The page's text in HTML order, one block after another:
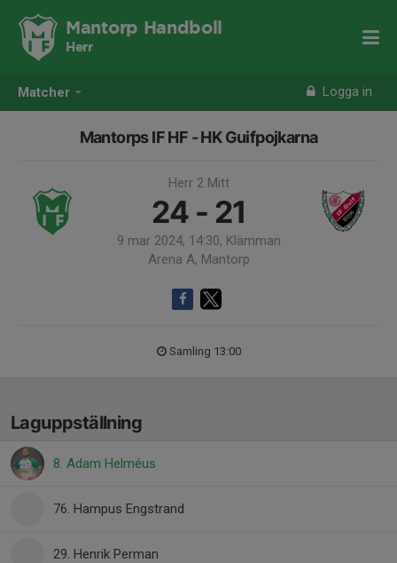
Matcher Logga in
Mantorp Handboll
Herr
Mantorps IF HF - HK Guifpojkarna
Herr 2 Mitt
24 - 21
9 mar 2024, 14:30, Klämman
Arena A, Mantorp
Samling 13:00
Laguppställning
8. Adam Helméus
76. Hampus Engstrand
29. Henrik Perman